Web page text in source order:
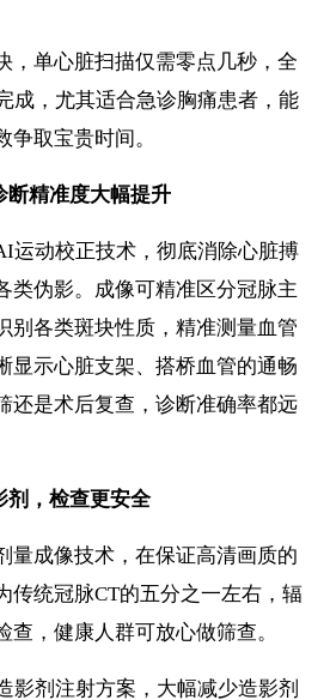
单心脏扫描仅需零点几秒，全
成，尤其适合急诊胸痛患者，能
争取宝贵时间。
断精准度大幅提升
动校正技术，彻底消除心脏搏
类伪影。成像可精准区分冠脉主
别各类斑块性质，精准测量血管
显示心脏支架、搭桥血管的通畅
还是术后复查，诊断准确率都远
剂，检查更安全
成像技术，在保证高清画质的
传统冠脉CT的五分之一左右，辐
查，健康人群可放心做筛查。
剂注射方案，大幅减少造影剂